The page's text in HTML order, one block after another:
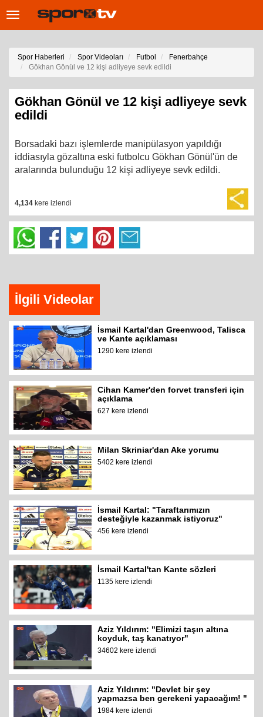
Toggle
Spor Haberleri Spor Videoları Futbol
Fenerbahçe
Gökhan Gönül ve 12 kişi adliyeye sevk edildi
Gökhan Gönül ve 12 kişi adliyeye sevk
edildi
Borsadaki bazı işlemlerde manipülasyon yapıldığı
iddiasıyla gözaltına eski futbolcu Gökhan Gönül'ün de
aralarında bulunduğu 12 kişi adliyeye sevk edildi.
4,134 kere izlendi
İlgili Videolar
İsmail Kartal'dan Greenwood, Talisca
ve Kante açıklaması
1290 kere izlendi
Cihan Kamer'den forvet transferi için
açıklama
627 kere izlendi
Milan Skriniar'dan Ake yorumu
5402 kere izlendi
İsmail Kartal: "Taraftarımızın
desteğiyle kazanmak istiyoruz"
456 kere izlendi
İsmail Kartal'tan Kante sözleri
1135 kere izlendi
Aziz Yıldırım: "Elimizi taşın altına
koyduk, taş kanatıyor"
34602 kere izlendi
Aziz Yıldırım: "Devlet bir şey
yapmazsa ben gerekeni yapacağım! "
1984 kere izlendi